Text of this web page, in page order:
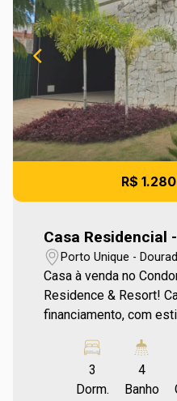
R$
Casa Residencial
Porto Unique -
Casa à venda no
Residence & Resort!
financiamento, com
qualidade de vida em
desejados da região.
condomínio fechado
3
Dorm.
4
Banho